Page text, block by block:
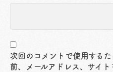
次回のコメントで使用する
前、メールアドレス、サイト